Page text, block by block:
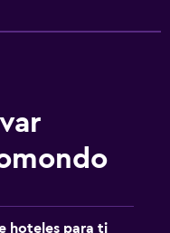
hoteles para ti